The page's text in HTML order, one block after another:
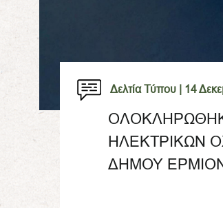
Δελτία Τύπου | 14
ΗΛΕΚΤΡΙΚΩΝ
ΔΗΜΟΥ